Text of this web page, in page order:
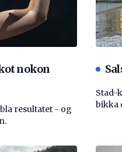
nokon
resultatet - og
Stad-
bikka